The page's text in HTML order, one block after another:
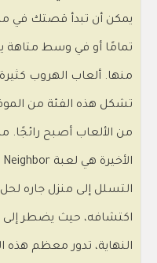
يمكن أن تبدأ قصتك في
تمامًا أو في وسط متاهة
تشكل هذه الفئة من
من الألعاب أصبح رائجًا.
التسلل إلى منزل جاره
اكتشافه، حيث يضطر إلى
النهاية، تدور معظم هذه